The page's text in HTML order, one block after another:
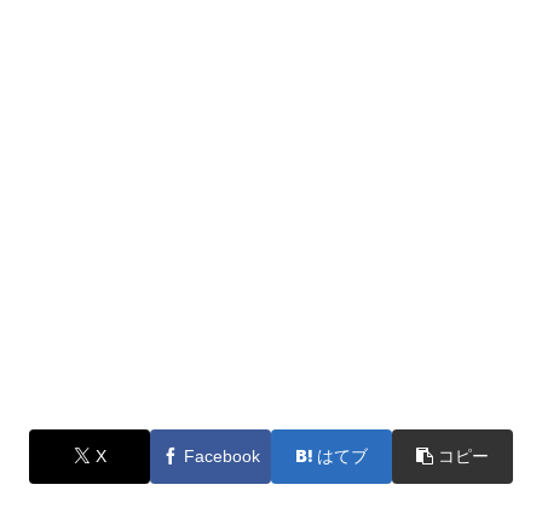
X Facebook はてブ コピー